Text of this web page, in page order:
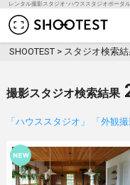
レンタル撮影スタジオ･ハウススタジオポータ
レ
SHOOTEST > スタジオ検索
撮影スタジオ検索結果
「ハウススタジオ」 「外観